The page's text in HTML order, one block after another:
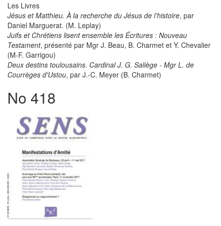
Les Livres
Jésus et Matthieu. À la recherche du Jésus de l’histoire, par
Daniel Marguerat. (M. Leplay)
Juifs et Chrétiens lisent ensemble les Écritures : Nouveau
Testament, présenté par Mgr J. Beau, B. Charmet et Y. Chevalier
(M-F. Garrigou)
Deux destins toulousains. Cardinal J. G. Saliège - Mgr L. de
Courrèges d'Ustou, par J.-C. Meyer (B. Charmet)
No 418